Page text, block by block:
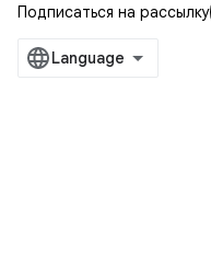
Подписаться на рассылку